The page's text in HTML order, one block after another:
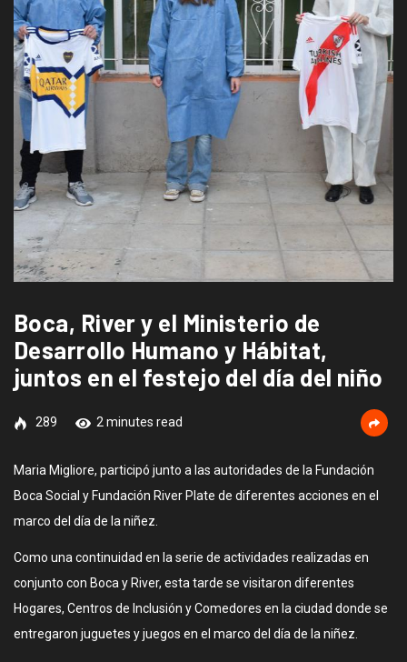
Boca, River y el Ministerio de
Desarrollo Humano y Hábitat,
juntos en el festejo del día del niño
289 2 minutes read
Maria Migliore, participó junto a las autoridades de la Fundación
Boca Social y Fundación River Plate de diferentes acciones en el
marco del día de la niñez.
Como una continuidad en la serie de actividades realizadas en
conjunto con Boca y River, esta tarde se visitaron diferentes
Hogares, Centros de Inclusión y Comedores en la ciudad donde se
entregaron juguetes y juegos en el marco del día de la niñez.